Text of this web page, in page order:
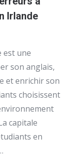
Irlande
est une
son anglais,
et enrichir son
choisissent
capitale
en